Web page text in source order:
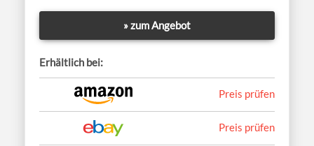
» zum Angebot
Erhältlich bei:
Preis prüfen
Preis prüfen